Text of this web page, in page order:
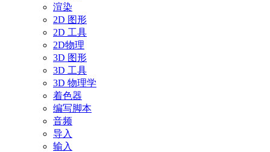
渲染
2D 图形
2D 工具
2D物理
3D 图形
3D 工具
3D 物理学
着色器
编写脚本
音频
导入
输入